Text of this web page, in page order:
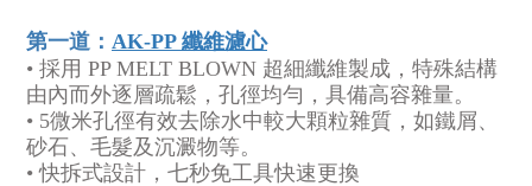
第一道： AK-PP 纖維濾心
• 採用 PP MELT BLOWN 超細纖維製成，特殊結構
由內而外逐層疏鬆，孔徑均勻，具備高容雜量。
• 5微米孔徑有效去除水中較大顆粒雜質，如鐵屑、
砂石、毛髮及沉澱物等。
• 快拆式設計，七秒免工具快速更換